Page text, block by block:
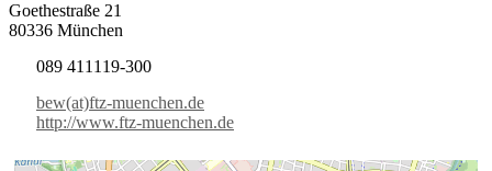
Goethestraße 21
80336 München
089 411119-300
bew(at)ftz-muenchen.de
http://www.ftz-muenchen.de